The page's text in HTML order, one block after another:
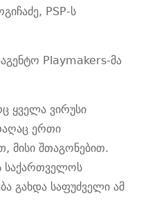
PSP-ს
Playmakers-მა
ყველა ვირუსი
ერთი
მისი შთაგონებით.
საქართველოს
გახდა საფუძველი ამ